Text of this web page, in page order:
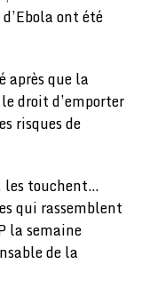
ont été
après que la
droit d’emporter
risques de
les touchent…
qui rassemblent
la semaine
de la